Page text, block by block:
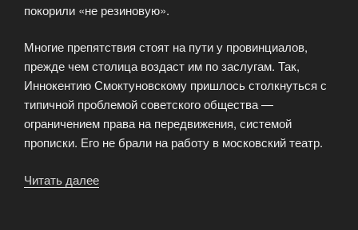
покорили «не резиновую».
Многие препятствия стоят на пути у провинциалов,
прежде чем столица воздаст им по заслугам. Так,
Иннокентию Смоктуновскому пришлось столкнуться с
типичной проблемой советского общества —
ограничением права на передвижения, системой
прописки. Его не брали на работу в московский театр.
Читать далее